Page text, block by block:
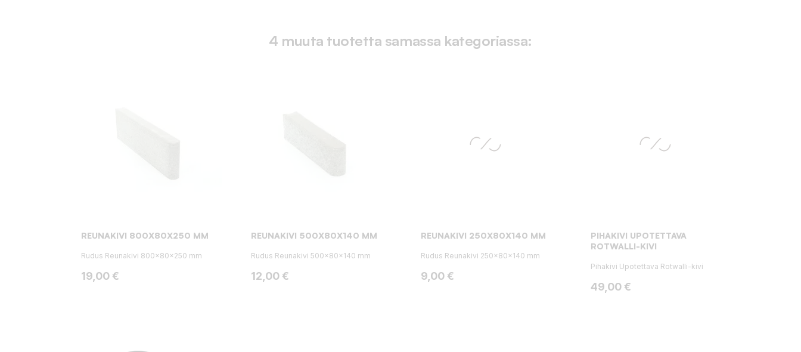
4 muuta tuotetta samassa kategoriassa:
REUNAKIVI 800X80X250 MM
Rudus Reunakivi 800x80x250 mm
Hinta
19,00 €
REUNAKIVI 500X80X140 MM
Rudus Reunakivi 500x80x140 mm
Hinta
12,00 €
REUNAKIVI 250X80X140 MM
Rudus Reunakivi 250x80x140 mm
Hinta
9,00 €
PIHAKIVI UPOTETTAVA
ROTWALLI-KIVI
Pihakivi Upotettava Rotwalli-kivi
Hinta
49,00 €